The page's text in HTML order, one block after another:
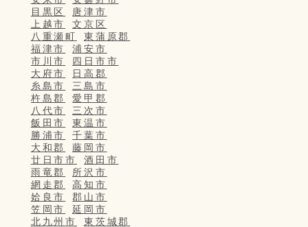
目黒区
唐津市
上越市
文京区
八重瀬町
東蒲原郡
福津市
浦安市
市川市
四日市市
大府市
日高郡
糸島市
三島市
杵島郡
愛甲郡
八代市
三次市
飯田市
東温市
勝浦市
千葉市
大和郡
藤岡市
廿日市市
酒田市
雨竜郡
所沢市
網走郡
高知市
姶良市
郡山市
笠岡市
延岡市
北九州市
東茨城郡